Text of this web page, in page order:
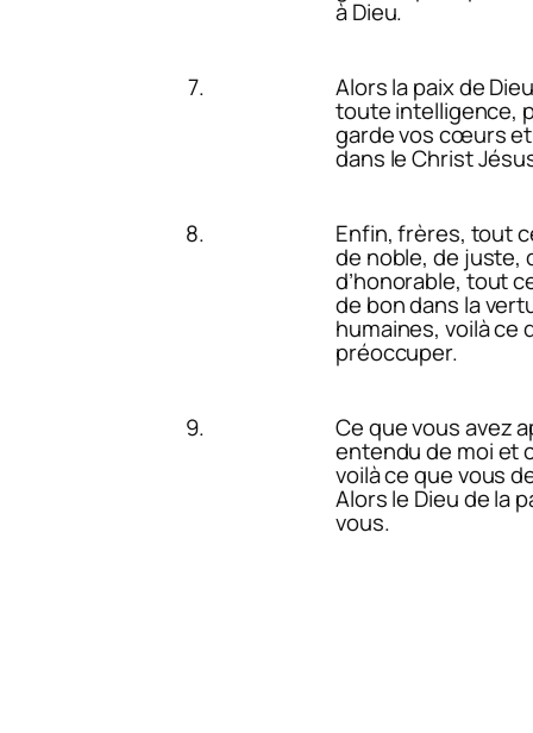
à Dieu.
7. Alors la paix de
toute intelligence,
garde vos cœurs
dans le Christ
8. Enfin, frères, tout
de noble, de juste,
d’honorable, tout
de bon dans la
humaines, voilà ce
préoccuper.
9. Ce que vous avez
entendu de moi et
voilà ce que vous
Alors le Dieu de la
vous.